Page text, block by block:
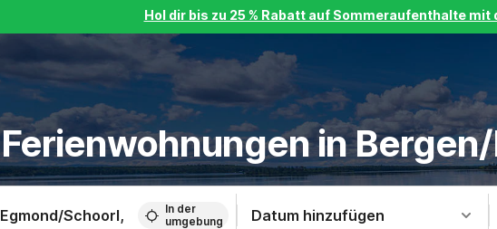
Hol dir bis zu 25 % Rabatt auf Sommeraufenthalte mit
Ferienwohnungen in
In der
umgebung
Datum hinzufügen